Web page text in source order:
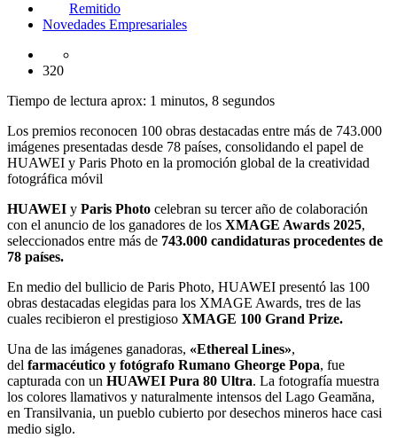
Remitido
Novedades Empresariales
320
Tiempo de lectura aprox: 1 minutos, 8 segundos
Los premios reconocen 100 obras destacadas entre más de 743.000
imágenes presentadas desde 78 países, consolidando el papel de
HUAWEI y Paris Photo en la promoción global de la creatividad
fotográfica móvil
HUAWEI y Paris Photo celebran su tercer año de colaboración
con el anuncio de los ganadores de los XMAGE Awards 2025,
seleccionados entre más de 743.000 candidaturas procedentes de
78 países.
En medio del bullicio de Paris Photo, HUAWEI presentó las 100
obras destacadas elegidas para los XMAGE Awards, tres de las
cuales recibieron el prestigioso XMAGE 100 Grand Prize.
Una de las imágenes ganadoras, «Ethereal Lines»,
del farmacéutico y fotógrafo Rumano Gheorge Popa, fue
capturada con un HUAWEI Pura 80 Ultra. La fotografía muestra
los colores llamativos y naturalmente intensos del Lago Geamăna,
en Transilvania, un pueblo cubierto por desechos mineros hace casi
medio siglo.